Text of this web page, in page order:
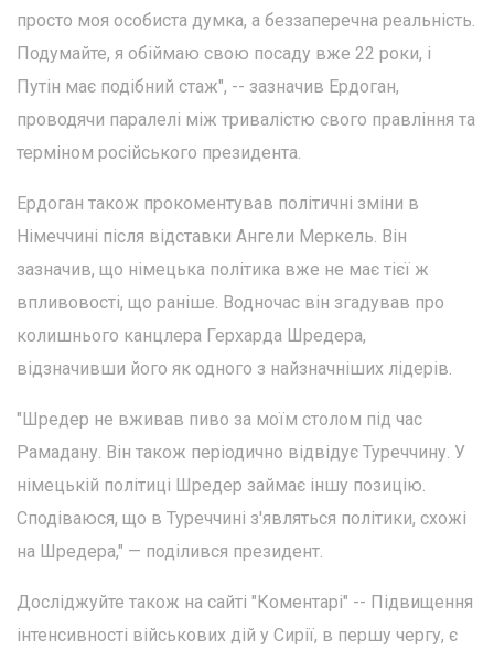
просто моя особиста думка, а беззаперечна реальність.
Подумайте, я обіймаю свою посаду вже 22 роки, і
Путін має подібний стаж", -- зазначив Ердоган,
проводячи паралелі між тривалістю свого правління та
терміном російського президента.
Ердоган також прокоментував політичні зміни в
Німеччині після відставки Ангели Меркель. Він
зазначив, що німецька політика вже не має тієї ж
впливовості, що раніше. Водночас він згадував про
колишнього канцлера Герхарда Шредера,
відзначивши його як одного з найзначніших лідерів.
"Шредер не вживав пиво за моїм столом під час
Рамадану. Він також періодично відвідує Туреччину. У
німецькій політиці Шредер займає іншу позицію.
Сподіваюся, що в Туреччині з'являться політики, схожі
на Шредера," — поділився президент.
Досліджуйте також на сайті "Коментарі" -- Підвищення
інтенсивності військових дій у Сирії, в першу чергу, є